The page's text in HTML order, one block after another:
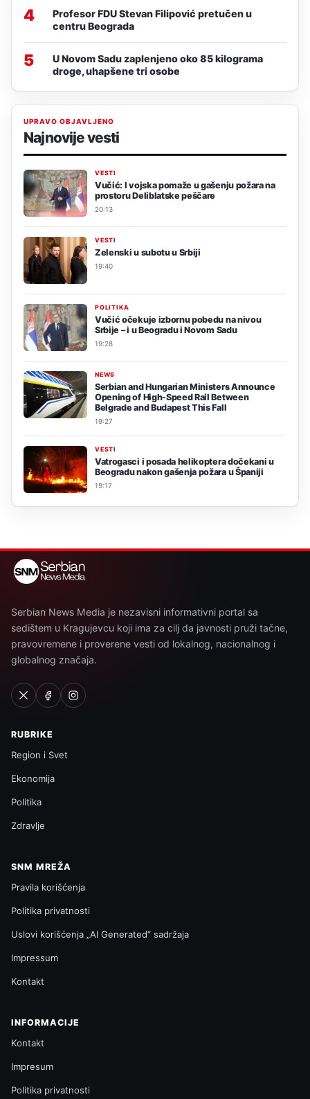
4
Profesor FDU Stevan Filipović pretučen u
centru Beograda
5
U Novom Sadu zaplenjeno oko 85 kilograma
droge, uhapšene tri osobe
UPRAVO OBJAVLJENO
Najnovije vesti
VESTI
Vučić: I vojska pomaže u gašenju požara na
prostoru Deliblatske peščare
20:13
VESTI
Zelenski u subotu u Srbiji
19:40
POLITIKA
Vučić očekuje izbornu pobedu na nivou
Srbije – i u Beogradu i Novom Sadu
19:28
NEWS
Serbian and Hungarian Ministers Announce
Opening of High-Speed Rail Between
Belgrade and Budapest This Fall
19:27
VESTI
Vatrogasci i posada helikoptera dočekani u
Beogradu nakon gašenja požara u Španiji
19:17
Serbian News Media je nezavisni informativni portal sa
sedištem u Kragujevcu koji ima za cilj da javnosti pruži tačne,
pravovremene i proverene vesti od lokalnog, nacionalnog i
globalnog značaja.
RUBRIKE
Region i Svet
Ekonomija
Politika
Zdravlje
SNM MREŽA
Pravila korišćenja
Politika privatnosti
Uslovi korišćenja „AI Generated“ sadržaja
Impressum
Kontakt
INFORMACIJE
Kontakt
Impresum
Politika privatnosti